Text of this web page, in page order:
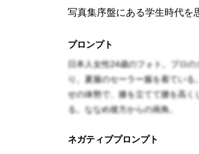
写真集序盤にある学生時代を
プロンプト
日本人女性24歳のフォト。プロ
り。夏服のセーラー服を着てい
せの体勢で、膝を立てて腰を高
る。ななめ後方からの画角。
ネガティブプロンプト